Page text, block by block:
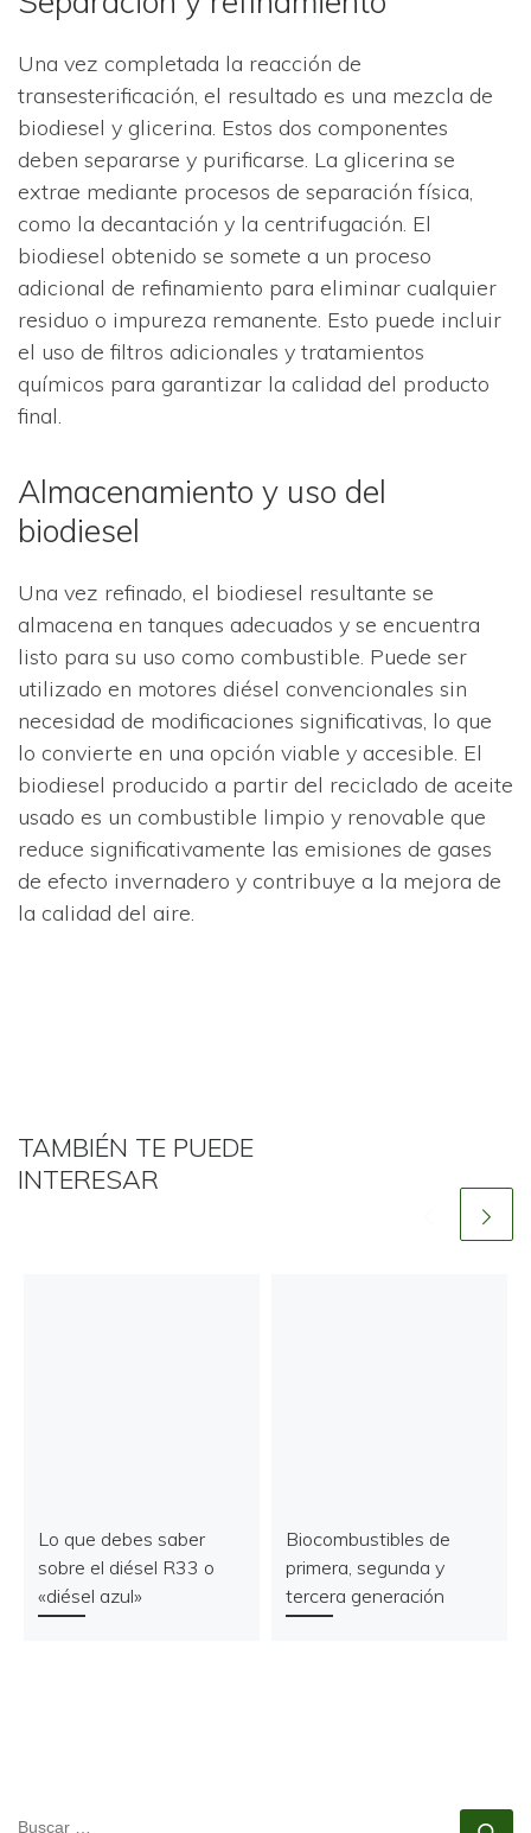
Una vez completada la reacción de
transesterificación, el resultado es una mezcla de
biodiesel y glicerina. Estos dos componentes
deben separarse y purificarse. La glicerina se
extrae mediante procesos de separación física,
como la decantación y la centrifugación. El
biodiesel obtenido se somete a un proceso
adicional de refinamiento para eliminar cualquier
residuo o impureza remanente. Esto puede incluir
el uso de filtros adicionales y tratamientos
químicos para garantizar la calidad del producto
final.
Almacenamiento y uso del
biodiesel
Una vez refinado, el biodiesel resultante se
almacena en tanques adecuados y se encuentra
listo para su uso como combustible. Puede ser
utilizado en motores diésel convencionales sin
necesidad de modificaciones significativas, lo que
lo convierte en una opción viable y accesible. El
biodiesel producido a partir del reciclado de aceite
usado es un combustible limpio y renovable que
reduce significativamente las emisiones de gases
de efecto invernadero y contribuye a la mejora de
la calidad del aire.
TAMBIÉN TE PUEDE
INTERESAR
Lo que debes saber
sobre el diésel R33 o
«diésel azul»
Biocombustibles de
primera, segunda y
tercera generación
BUSCAR